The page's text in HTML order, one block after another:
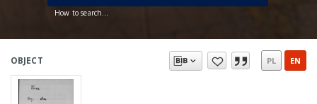
How to search...
OBJECT PL EN